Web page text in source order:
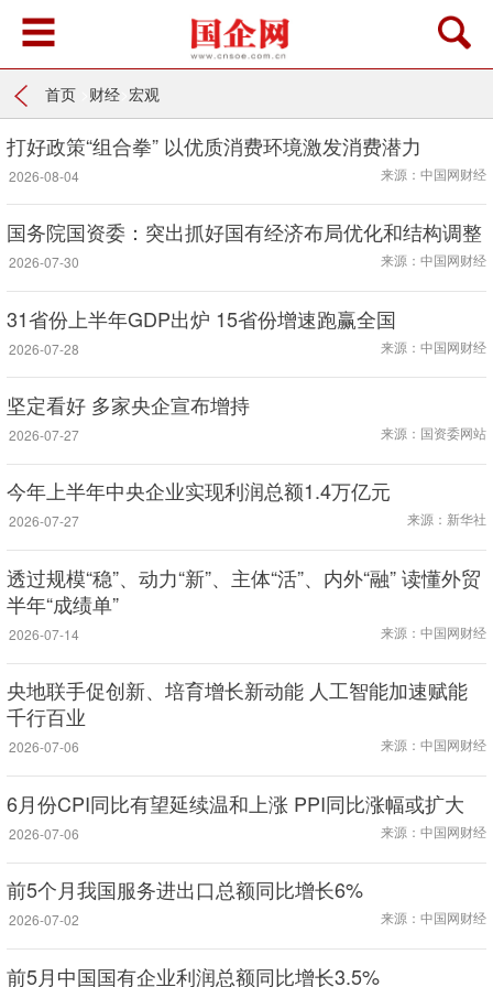
首页> 财经> 宏观
打好政策“组合拳” 以优质消费环境激发消费潜力
2026-08-04 来源：中国网财经
国务院国资委：突出抓好国有经济布局优化和结构调整
2026-07-30 来源：中国网财经
31省份上半年GDP出炉 15省份增速跑赢全国
2026-07-28 来源：中国网财经
坚定看好 多家央企宣布增持
2026-07-27 来源：国资委网站
今年上半年中央企业实现利润总额1.4万亿元
2026-07-27 来源：新华社
透过规模“稳”、动力“新”、主体“活”、内外“融” 读懂外贸
半年“成绩单”
2026-07-14 来源：中国网财经
央地联手促创新、培育增长新动能 人工智能加速赋能
千行百业
2026-07-06 来源：中国网财经
6月份CPI同比有望延续温和上涨 PPI同比涨幅或扩大
2026-07-06 来源：中国网财经
前5个月我国服务进出口总额同比增长6%
2026-07-02 来源：中国网财经
前5月中国国有企业利润总额同比增长3.5%